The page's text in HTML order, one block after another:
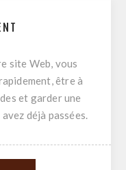
site Web, vous
être à
et garder une
déjà passées.